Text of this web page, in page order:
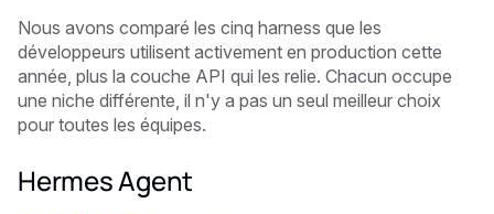
Nous avons comparé les cinq harness que les
développeurs utilisent activement en production cette
année, plus la couche API qui les relie. Chacun occupe
une niche différente, il n'y a pas un seul meilleur choix
pour toutes les équipes.
Hermes Agent